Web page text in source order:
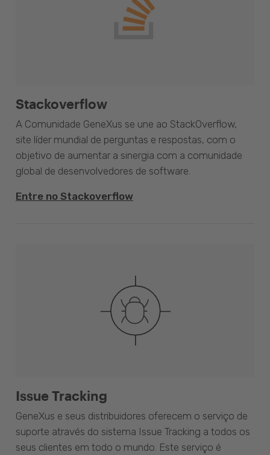
Stackoverflow
A Comunidade GeneXus se une ao StackOverflow,
site líder mundial de perguntas e respostas, com o
objetivo de aumentar a sinergia com a comunidade
global de desenvolvedores de software.
Entre no Stackoverflow
Issue Tracking
GeneXus e seus distribuidores oferecem o serviço de
suporte através do sistema Issue Tracking a todos os
seus clientes em todo o mundo. Este serviço é